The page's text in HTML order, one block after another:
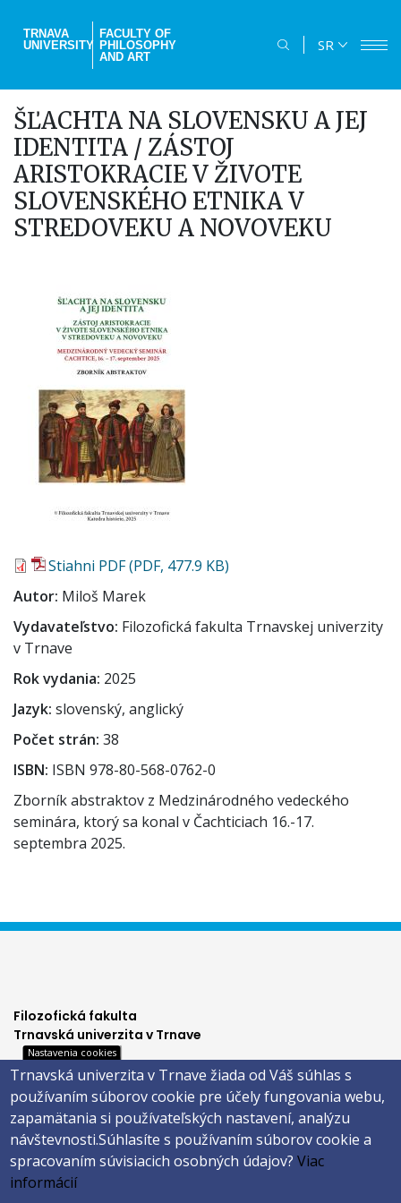
main
TRNAVA
UNIVERSITY
FACULTY OF
PHILOSOPHY
AND ART
SR
ŠĽACHTA NA SLOVENSKU A JEJ
IDENTITA / ZÁSTOJ
ARISTOKRACIE V ŽIVOTE
SLOVENSKÉHO ETNIKA V
STREDOVEKU A NOVOVEKU
Stiahni PDF (PDF, 477.9 KB)
Autor Miloš Marek
Vydavateľstvo Filozofická fakulta Trnavskej univerzity
v Trnave
Rok vydania 2025
Jazyk slovenský, anglický
Počet strán 38
ISBN ISBN 978-80-568-0762-0
Zborník abstraktov z Medzinárodného vedeckého
seminára, ktorý sa konal v Čachticiach 16.-17.
septembra 2025.
Filozofická fakulta
Trnavská univerzita v Trnave
Hornopotočná 23
918 43 TRNAVA
tel.: 033/5939 213
IČO: 318 25 249
IČ DPH: SK2021177202
Footer
Nastavenia cookies
Trnavská univerzita v Trnave žiada od Váš súhlas s
používaním súborov cookie pre účely fungovania webu,
zapamätania si používateľských nastavení, analýzu
návštevnosti.Súhlasíte s používaním súborov cookie a
spracovaním súvisiacich osobných údajov?Viac
informácií